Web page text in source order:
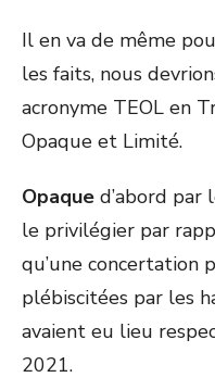
Il en va de même
les faits, nous
acronyme TEOL en
Opaque et Limité.
Opaque d’abord par
le privilégier par
qu’une concertation
plébiscitées par les
avaient eu lieu
2021.